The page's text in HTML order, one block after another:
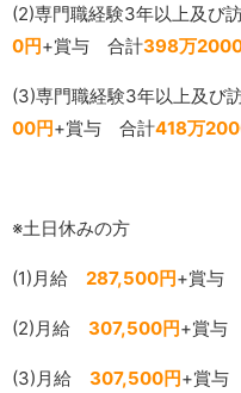
(2)専門職経験3年以上及び
0円+賞与 合計398万
(3)専門職経験3年以上及
00円+賞与 合計418万
※土日休みの方
(1)月給 287,500円+賞与
(2)月給 307,500円+賞与
(3)月給 307,500円+賞与